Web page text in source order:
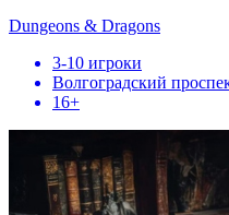
Dungeons & Dragons
3-10 игроки
Волгоградский
16+